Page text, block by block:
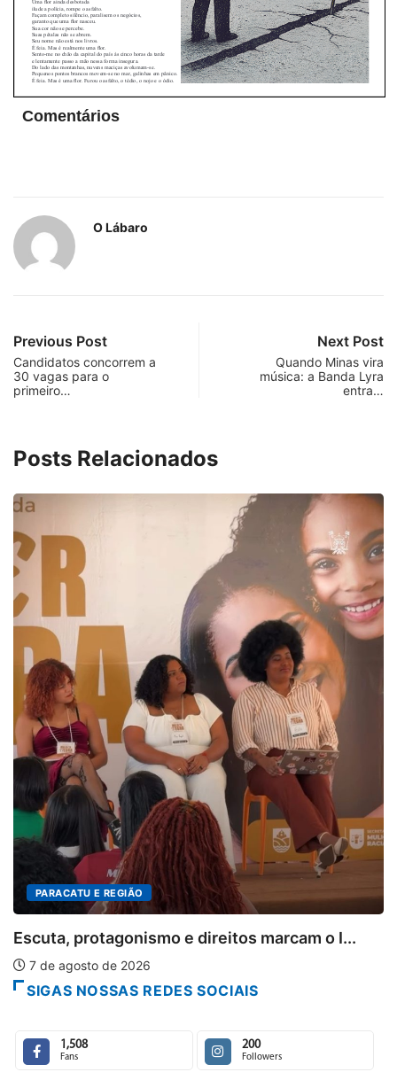
Comentários
O Lábaro
Previous Post
Candidatos concorrem a
30 vagas para o
primeiro…
Next Post
Quando Minas vira
música: a Banda Lyra
entra…
Posts Relacionados
PARACATU E REGIÃO
Escuta, protagonismo e direitos marcam o I...
7 de agosto de 2026
SIGAS NOSSAS REDES SOCIAIS
1,508
Fans
200
Followers